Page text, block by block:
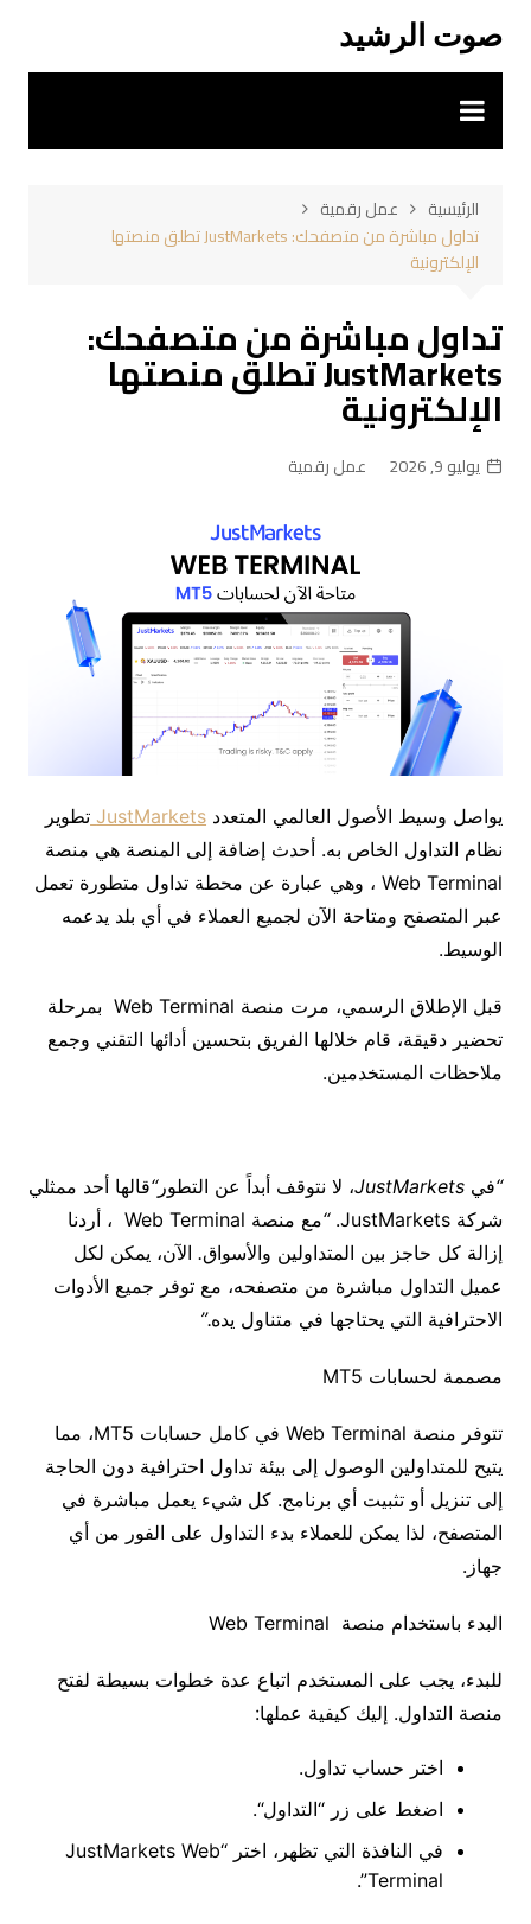
المحتوى
صوت الرشيد
الرئيسية
عمل رقمية
تداول مباشرة من متصفحك: JustMarkets تطلق منصتها
الإلكترونية
تداول مباشرة من متصفحك:
JustMarkets تطلق منصتها
الإلكترونية
يوليو 9, 2026 عمل رقمية
يواصل وسيط الأصول العالمي المتعدد JustMarkets تطوير
نظام التداول الخاص به. أحدث إضافة إلى المنصة هي منصة
Web Terminal ،
وهي عبارة عن محطة تداول متطورة تعمل
عبر المتصفح ومتاحة الآن لجميع العملاء في أي بلد يدعمه
الوسيط.
قبل الإطلاق الرسمي، مرت منصة Web Terminal بمرحلة
تحضير دقيقة، قام خلالها الفريق بتحسين أدائها التقني وجمع
ملاحظات المستخدمين.
“في ، لا نتوقف أبداً عن التطور“قالها أحد ممثلي
شركة
“مع منصة Web Terminal ، أردنا
إزالة كل حاجز بين المتداولين والأسواق. الآن، يمكن لكل
عميل التداول مباشرة من متصفحه، مع توفر جميع الأدوات
الاحترافية التي يحتاجها في متناول يده.”
مصممة لحسابات
تتوفر منصة Web Terminal في كامل حسابات ، مما
يتيح للمتداولين الوصول إلى بيئة تداول احترافية دون الحاجة
إلى تنزيل أو تثبيت أي برنامج. كل شيء يعمل مباشرة في
المتصفح، لذا يمكن للعملاء بدء التداول على الفور من أي
جهاز .
البدء باستخدام منصة Web Terminal
للبدء، يجب على المستخدم اتباع عدة خطوات بسيطة لفتح
منصة التداول. إليك كيفية عملها:
اختر حساب تداول.
اضغط على زر “التداول“.
في النافذة التي تظهر، اختر
“JustMarkets Web
Terminal”.